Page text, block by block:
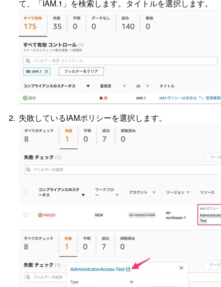
て、「IAM.1」を検索します。タイトルを選択します。
失敗しているIAMポリシーを選択します。